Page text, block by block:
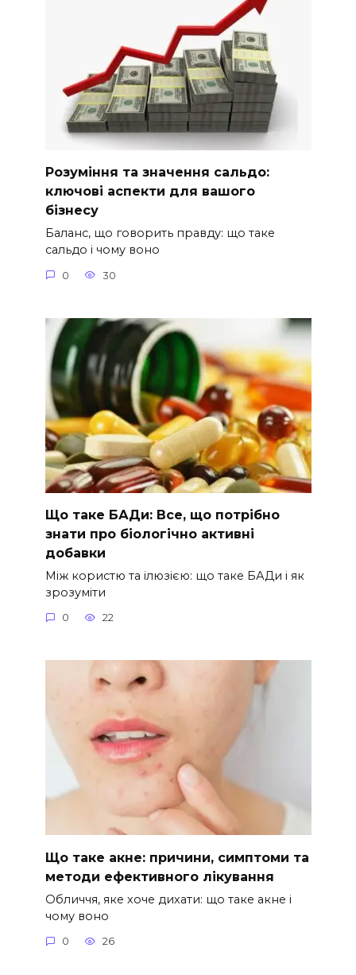
Розуміння та значення сальдо:
ключові аспекти для вашого
бізнесу
Баланс, що говорить правду: що таке
сальдо і чому воно
0 30
Що таке БАДи: Все, що потрібно
знати про біологічно активні
добавки
Між користю та ілюзією: що таке БАДи і як
зрозуміти
0 22
Що таке акне: причини, симптоми та
методи ефективного лікування
Обличчя, яке хоче дихати: що таке акне і
чому воно
0 26